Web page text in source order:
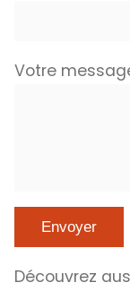
Votre
Découvrez